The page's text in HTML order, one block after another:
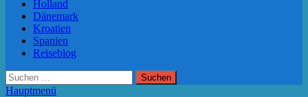
Holland
Dänemark
Kroatien
Spanien
Reiseblog
Suchen
nach:
Hauptmenü